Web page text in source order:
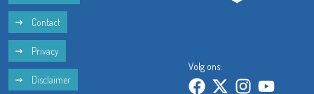
Contact
Privacy
Disclaimer
Volg ons: